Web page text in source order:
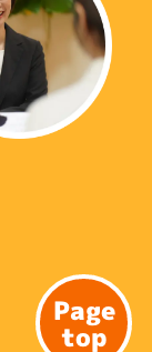
Page
top